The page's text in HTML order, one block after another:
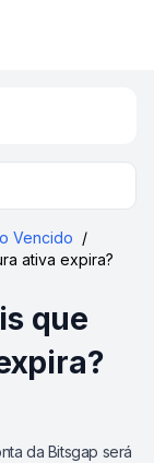
Vencido /
ativa expira?
que
da Bitsgap será